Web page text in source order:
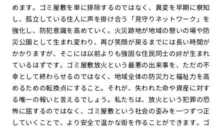
めます。ゴミ屋敷を単に排除するのではなく、異変を早期に察知
し、孤立している住人に声を掛け合う「見守りネットワーク」を
強化し、防犯意識を高めていく。火災跡地が地域の憩いの場や防
災公園として生まれ変わり、再び笑顔が戻るまでには長い時間が
かかりますが、そこには以前よりも強固な住民同士の絆が生まれ
ているはずです。ゴミ屋敷放火という最悪の出来事を、ただの不
幸として終わらせるのではなく、地域全体の防災力と福祉力を高
めるための転換点にすること。それが、失われた命や資産に対す
る唯一の報いと言えるでしょう。私たちは、放火という犯罪の恐
怖に屈するのではなく、ゴミ屋敷という社会の歪みを一つずつ正
していくことで、より安全で温かな街を作ることができます。ゴ